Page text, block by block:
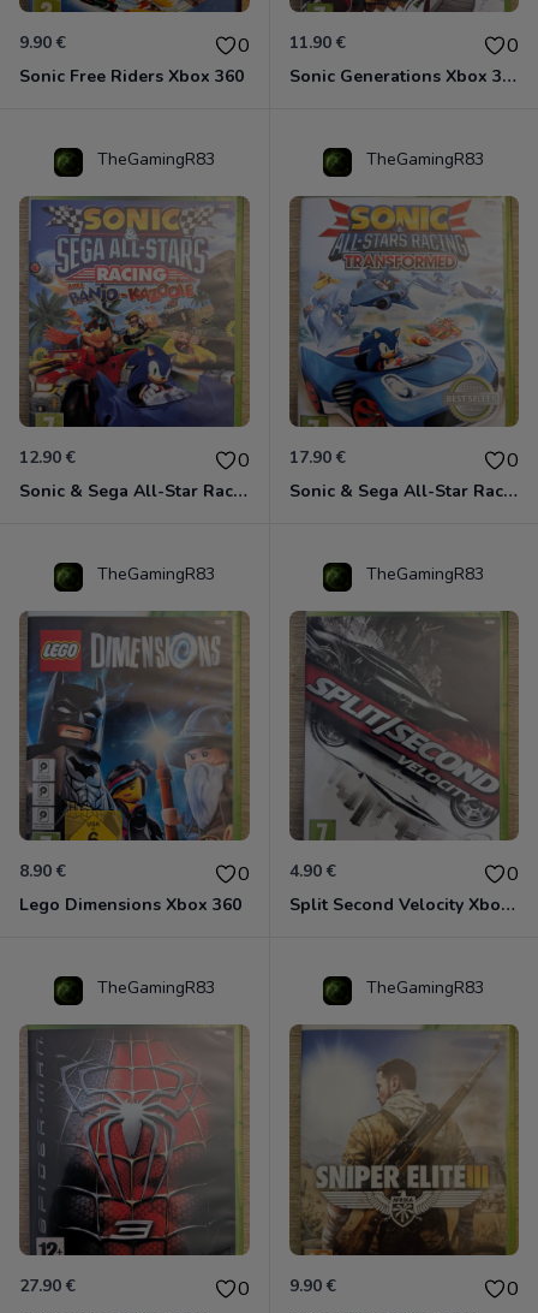
9.90 € 0
Sonic Free Riders Xbox 360
11.90 € 0
Sonic Generations Xbox 360
TheGamingR83
12.90 € 0
Sonic & Sega All-Star Racing avec Banjo-Kazooie Xbox 360
TheGamingR83
17.90 € 0
Sonic & Sega All-Star Racing - Transformed Xbox 360
TheGamingR83
8.90 € 0
Lego Dimensions Xbox 360
TheGamingR83
4.90 € 0
Split Second Velocity Xbox 360
TheGamingR83
27.90 € 0
TheGamingR83
9.90 € 0